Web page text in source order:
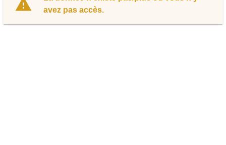
avez pas accès.